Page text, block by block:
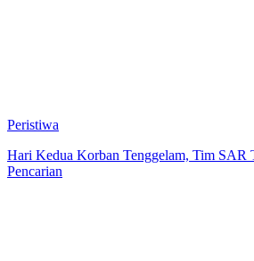
Peristiwa
Hari Kedua Korban Tenggelam, Tim SAR
Pencarian